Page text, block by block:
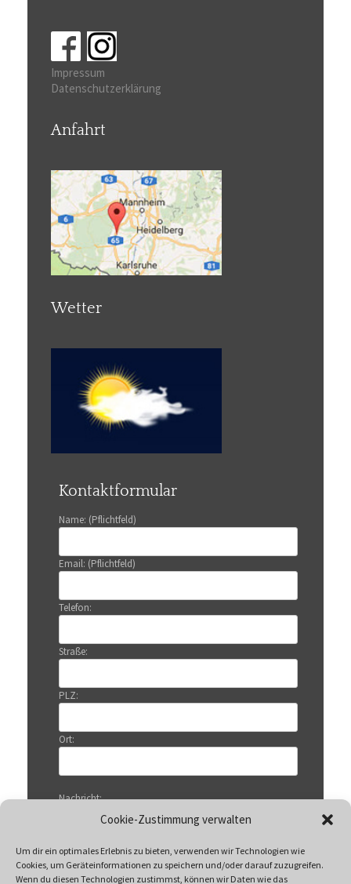
Cookie-Zustimmung verwalten
Um dir ein optimales Erlebnis zu bieten, verwenden wir Technologien wie
Cookies, um Geräteinformationen zu speichern und/oder darauf zuzugreifen.
Wenn du diesen Technologien zustimmst, können wir Daten wie das
Impressum
Datenschutzerklärung
Anfahrt
Wetter
Kontaktformular
Name: (Pflichtfeld)
Email: (Pflichtfeld)
Telefon:
Straße:
PLZ:
Ort:
Nachricht: